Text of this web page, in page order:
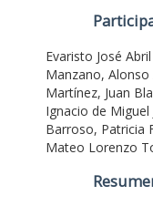
Evaristo José
Manzano,
Martínez, Juan
Ignacio de Miguel
Barroso, Patricia
Mateo Lorenzo